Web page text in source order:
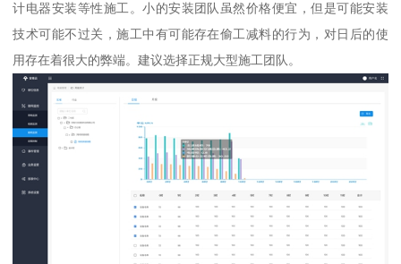
计电器安装等性施工。小的安装团队虽然价格便宜，但是可能安装
技术可能不过关，施工中有可能存在偷工减料的行为，对日后的使
用存在着很大的弊端。建议选择正规大型施工团队。